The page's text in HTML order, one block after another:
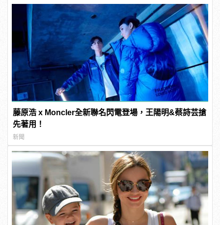
藤原浩 x Moncler全新聯名閃電登場，王陽明&蔡詩芸搶
先著用！
新聞